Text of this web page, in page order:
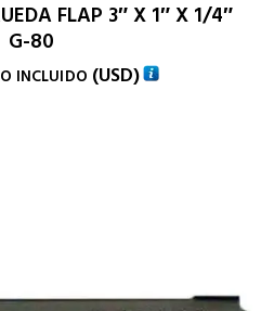
FLAP 3″ X 1″ X 1/4″
G-80
INCLUIDO (USD)